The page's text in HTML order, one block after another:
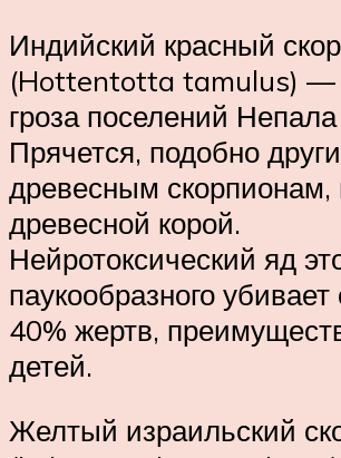
Индийский красный
(Hottentotta tamulus) —
гроза поселений
Прячется, подобно
древесным скорпионам,
древесной корой.
Нейротоксический яд
паукообразного
40% жертв,
детей.
Желтый израильский